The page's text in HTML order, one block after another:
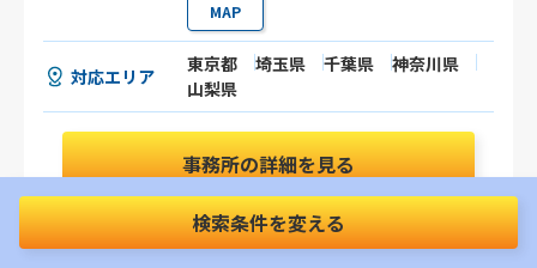
MAP
対応エリア
東京都 埼玉県 千葉県
神奈川県
山梨県
事務所の詳細を見る
お問合わせはこちらから
検索条件を変える